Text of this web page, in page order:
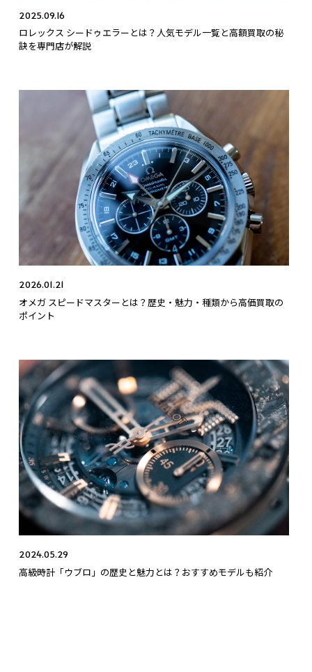
2025.09.16
ロレックス シードゥエラーとは？人気モデル一覧と高額買取の秘
訣を専門店が解説
2026.01.21
オメガ スピードマスターとは？歴史・魅力・種類から高価買取の
ポイント
2024.05.29
高級時計「ウブロ」の歴史と魅力とは？おすすめモデルも紹介